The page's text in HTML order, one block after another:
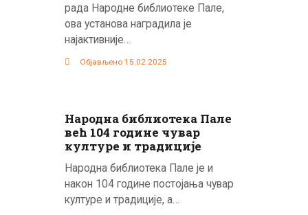
рада Народне библиотеке Пале,
ова установа наградила је
најактивније…
Објављено 15.02.2025
Народна библиотека Пале
већ 104 године чувар
културе и традиције
Народна библиотека Пале је и
након 104 године постојања чувар
културе и традиције, а…